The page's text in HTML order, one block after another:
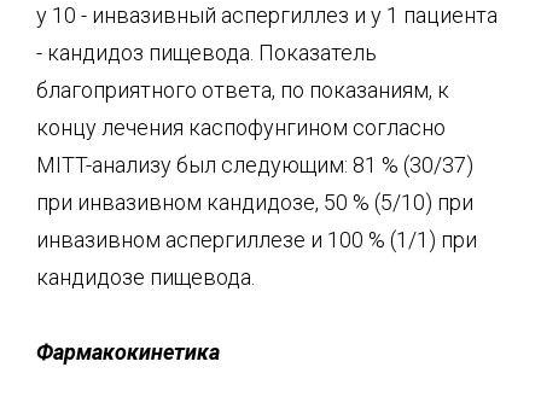
у 10 - инвазивный аспергиллез и у 1 пациента
- кандидоз пищевода. Показатель
благоприятного ответа, по показаниям, к
концу лечения каспофунгином согласно
MITT-анализу был следующим: 81 % (30/37)
при инвазивном кандидозе, 50 % (5/10) при
инвазивном аспергиллезе и 100 % (1/1) при
кандидозе пищевода.
Фармакокинетика